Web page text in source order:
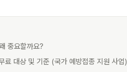
중요할까요?
료 대상 및 기준 (국가 예방접종 지원 사업)